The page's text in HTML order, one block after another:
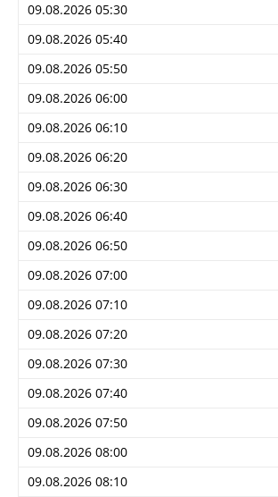
09.08.2026 05:30
09.08.2026 05:40
09.08.2026 05:50
09.08.2026 06:00
09.08.2026 06:10
09.08.2026 06:20
09.08.2026 06:30
09.08.2026 06:40
09.08.2026 06:50
09.08.2026 07:00
09.08.2026 07:10
09.08.2026 07:20
09.08.2026 07:30
09.08.2026 07:40
09.08.2026 07:50
09.08.2026 08:00
09.08.2026 08:10